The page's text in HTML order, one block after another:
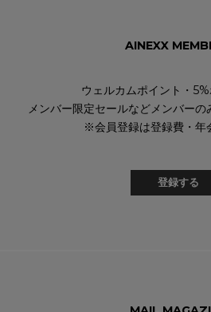
AINEXX
ウェルカムポイント・
メンバー限定セールなどメンバー
※会員登録は登録費・年
登録する